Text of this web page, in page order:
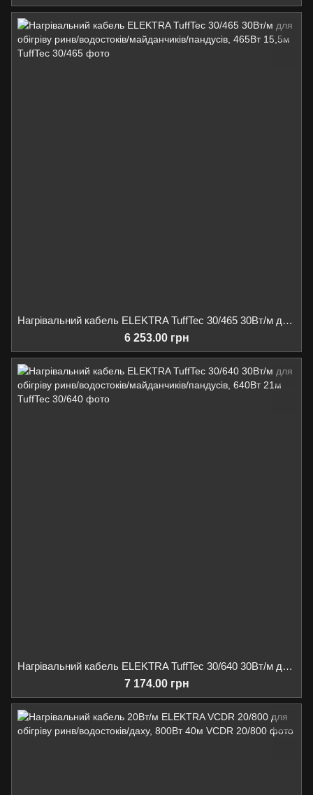
Нагрівальний кабель ELEKTRA TuffTec 30/465 30Вт/м для обігріву ринв/водостоків/майданчиків/пандусів, 465Вт 15,5м
6 253.00 грн
Нагрівальний кабель ELEKTRA TuffTec 30/640 30Вт/м для обігріву ринв/водостоків/майданчиків/пандусів, 640Вт 21м
7 174.00 грн